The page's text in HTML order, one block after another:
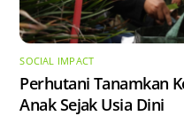
SOCIAL IMPACT
Perhutani Tanamkan
Anak Sejak Usia Dini